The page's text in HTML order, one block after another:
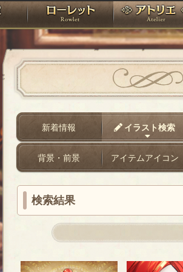
PandoraPartyProject
神殿 ローレット
新着情報 イラスト検索
背景・前景 アイテムアイコン
検索結果